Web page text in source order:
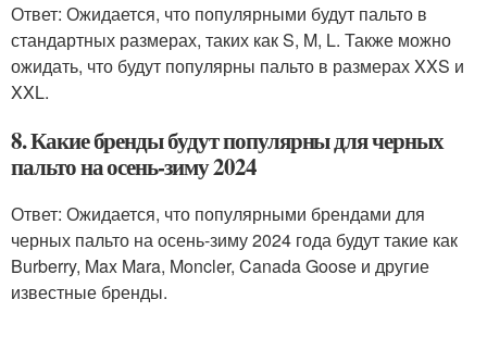
Ответ: Ожидается, что популярными будут пальто в
стандартных размерах, таких как S, M, L. Также можно
ожидать, что будут популярны пальто в размерах XXS и
XXL.
8. Какие бренды будут популярны для черных
пальто на осень-зиму 2024
Ответ: Ожидается, что популярными брендами для
черных пальто на осень-зиму 2024 года будут такие как
Burberry, Max Mara, Moncler, Canada Goose и другие
известные бренды.